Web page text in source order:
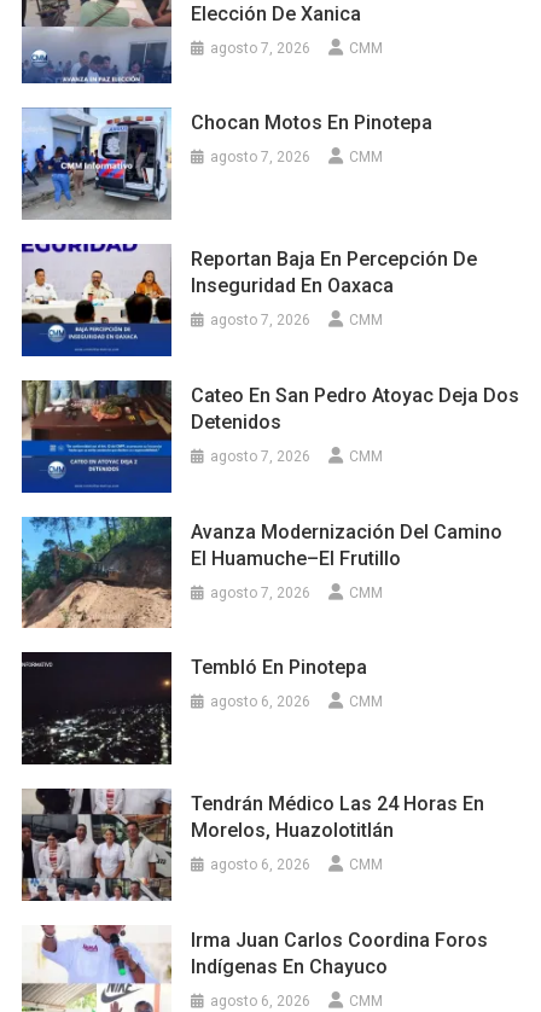
Elección De Xanica
agosto 7, 2026 CMM
Chocan Motos En Pinotepa
agosto 7, 2026 CMM
Reportan Baja En Percepción De
Inseguridad En Oaxaca
agosto 7, 2026 CMM
Cateo En San Pedro Atoyac Deja Dos
Detenidos
agosto 7, 2026 CMM
Avanza Modernización Del Camino
El Huamuche–El Frutillo
agosto 7, 2026 CMM
Tembló En Pinotepa
agosto 6, 2026 CMM
Tendrán Médico Las 24 Horas En
Morelos, Huazolotitlán
agosto 6, 2026 CMM
Irma Juan Carlos Coordina Foros
Indígenas En Chayuco
agosto 6, 2026 CMM